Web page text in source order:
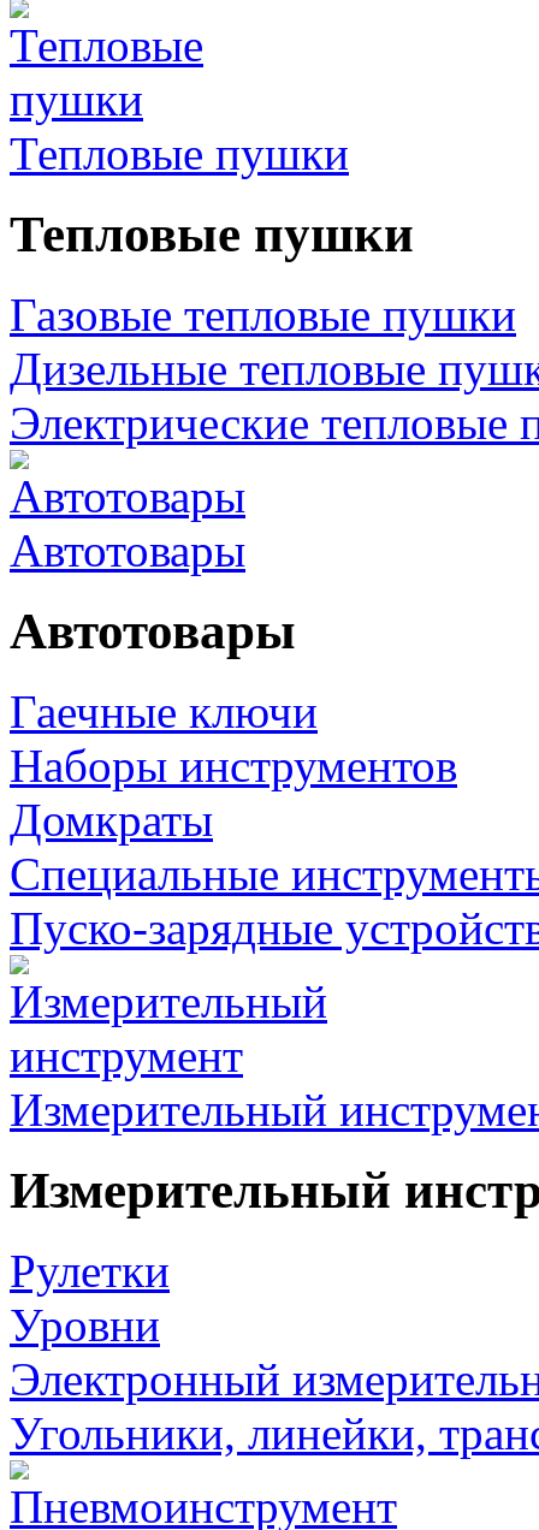
Тепловые пушки
Тепловые пушки
Газовые тепловые пушки
Дизельные тепловые
Электрические тепловые
Автотовары
Автотовары
Гаечные ключи
Наборы инструментов
Домкраты
Специальные
Пуско-зарядные
Измерительный
Измерительный
Рулетки
Уровни
Электронный
Угольники, линейки,